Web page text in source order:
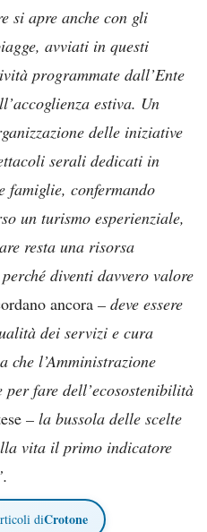
si apre anche con gli
avviati in questi
programmate dall’Ente
estiva. Un
delle iniziative
serali dedicati in
confermando
un turismo esperienziale,
resta una risorsa
diventi davvero valore
ancora – deve essere
dei servizi e cura
che l’Amministrazione
fare dell’ecosostenibilità
– la bussola delle scelte
vita il primo indicatore
diCrotone